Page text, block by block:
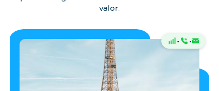
valor.
· ·